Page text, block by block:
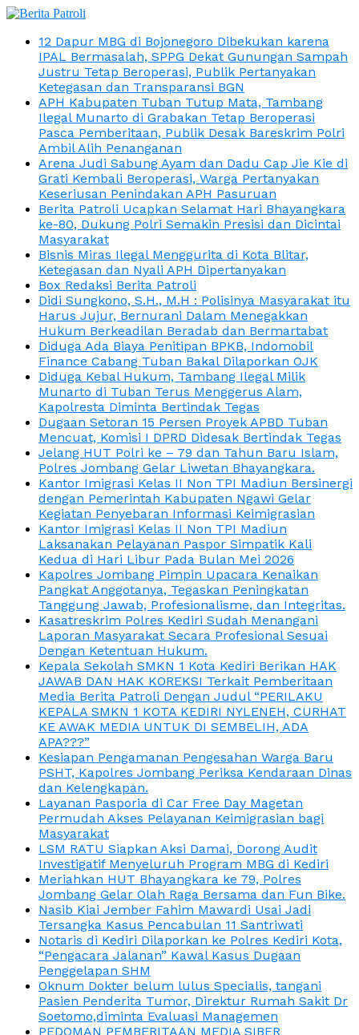
12 Dapur MBG di Bojonegoro Dibekukan karena
IPAL Bermasalah, SPPG Dekat Gunungan Sampah
Justru Tetap Beroperasi, Publik Pertanyakan
Ketegasan dan Transparansi BGN
APH Kabupaten Tuban Tutup Mata, Tambang
Ilegal Munarto di Grabakan Tetap Beroperasi
Pasca Pemberitaan, Publik Desak Bareskrim Polri
Ambil Alih Penanganan
Arena Judi Sabung Ayam dan Dadu Cap Jie Kie di
Grati Kembali Beroperasi, Warga Pertanyakan
Keseriusan Penindakan APH Pasuruan
Berita Patroli Ucapkan Selamat Hari Bhayangkara
ke-80, Dukung Polri Semakin Presisi dan Dicintai
Masyarakat
Bisnis Miras Ilegal Menggurita di Kota Blitar,
Ketegasan dan Nyali APH Dipertanyakan
Box Redaksi Berita Patroli
Didi Sungkono, S.H., M.H : Polisinya Masyarakat itu
Harus Jujur, Bernurani Dalam Menegakkan
Hukum Berkeadilan Beradab dan Bermartabat
Diduga Ada Biaya Penitipan BPKB, Indomobil
Finance Cabang Tuban Bakal Dilaporkan OJK
Diduga Kebal Hukum, Tambang Ilegal Milik
Munarto di Tuban Terus Menggerus Alam,
Kapolresta Diminta Bertindak Tegas
Dugaan Setoran 15 Persen Proyek APBD Tuban
Mencuat, Komisi I DPRD Didesak Bertindak Tegas
Jelang HUT Polri ke – 79 dan Tahun Baru Islam,
Polres Jombang Gelar Liwetan Bhayangkara.
Kantor Imigrasi Kelas II Non TPI Madiun Bersinergi
dengan Pemerintah Kabupaten Ngawi Gelar
Kegiatan Penyebaran Informasi Keimigrasian
Kantor Imigrasi Kelas II Non TPI Madiun
Laksanakan Pelayanan Paspor Simpatik Kali
Kedua di Hari Libur Pada Bulan Mei 2026
Kapolres Jombang Pimpin Upacara Kenaikan
Pangkat Anggotanya, Tegaskan Peningkatan
Tanggung Jawab, Profesionalisme, dan Integritas.
Kasatreskrim Polres Kediri Sudah Menangani
Laporan Masyarakat Secara Profesional Sesuai
Dengan Ketentuan Hukum.
Kepala Sekolah SMKN 1 Kota Kediri Berikan HAK
JAWAB DAN HAK KOREKSI Terkait Pemberitaan
Media Berita Patroli Dengan Judul “PERILAKU
KEPALA SMKN 1 KOTA KEDIRI NYLENEH, CURHAT
KE AWAK MEDIA UNTUK DI SEMBELIH, ADA
APA???”
Kesiapan Pengamanan Pengesahan Warga Baru
PSHT, Kapolres Jombang Periksa Kendaraan Dinas
dan Kelengkapan.
Layanan Pasporia di Car Free Day Magetan
Permudah Akses Pelayanan Keimigrasian bagi
Masyarakat
LSM RATU Siapkan Aksi Damai, Dorong Audit
Investigatif Menyeluruh Program MBG di Kediri
Meriahkan HUT Bhayangkara ke 79, Polres
Jombang Gelar Olah Raga Bersama dan Fun Bike.
Nasib Kiai Jember Fahim Mawardi Usai Jadi
Tersangka Kasus Pencabulan 11 Santriwati
Notaris di Kediri Dilaporkan ke Polres Kediri Kota,
“Pengacara Jalanan” Kawal Kasus Dugaan
Penggelapan SHM
Oknum Dokter belum lulus Specialis, tangani
Pasien Penderita Tumor, Direktur Rumah Sakit Dr
Soetomo,diminta Evaluasi Managemen
PEDOMAN PEMBERITAAN MEDIA SIBER